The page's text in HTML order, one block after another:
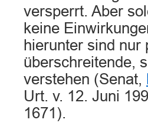
versperrt. Aber
keine
hierunter sind
überschreitende,
verstehen (Senat,
Urt. v. 12. Juni
1671).